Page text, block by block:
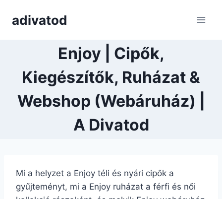
adivatod
Enjoy | Cipők,
Kiegészítők, Ruházat &
Webshop (Webáruház) |
A Divatod
Mi a helyzet a Enjoy téli és nyári cipők a
gyűjteményt, mi a Enjoy ruházat a férfi és női